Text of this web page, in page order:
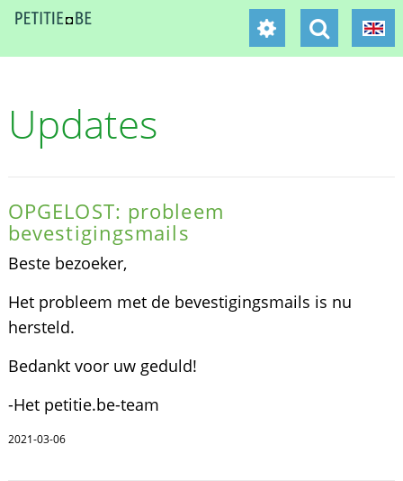
Updates
OPGELOST: probleem
bevestigingsmails
Beste bezoeker,
Het probleem met de bevestigingsmails is nu
hersteld.
Bedankt voor uw geduld!
-Het petitie.be-team
2021-03-06